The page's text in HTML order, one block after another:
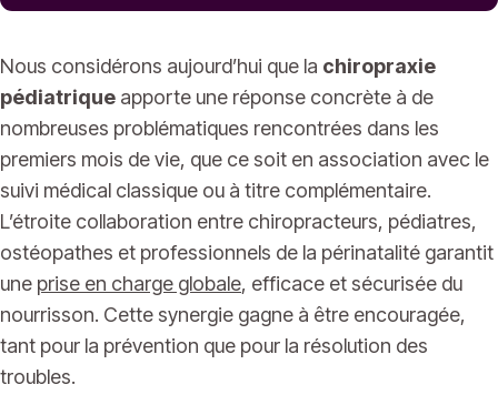
Nous considérons aujourd’hui que la chiropraxie
pédiatrique apporte une réponse concrète à de
nombreuses problématiques rencontrées dans les
premiers mois de vie, que ce soit en association avec le
suivi médical classique ou à titre complémentaire.
L’étroite collaboration entre chiropracteurs, pédiatres,
ostéopathes et professionnels de la périnatalité garantit
une prise en charge globale, efficace et sécurisée du
nourrisson. Cette synergie gagne à être encouragée,
tant pour la prévention que pour la résolution des
troubles.